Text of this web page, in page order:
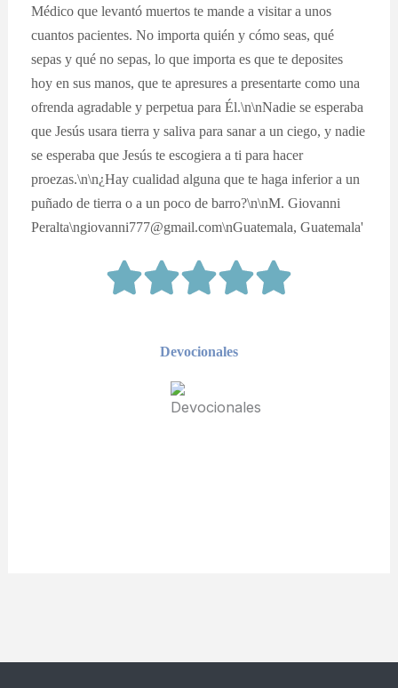
Médico que levantó muertos te mande a visitar a unos
cuantos pacientes. No importa quién y cómo seas, qué
sepas y qué no sepas, lo que importa es que te deposites
hoy en sus manos, que te apresures a presentarte como una
ofrenda agradable y perpetua para Él.\n\nNadie se esperaba
que Jesús usara tierra y saliva para sanar a un ciego, y nadie
se esperaba que Jesús te escogiera a ti para hacer
proezas.\n\n¿Hay cualidad alguna que te haga inferior a un
puñado de tierra o a un poco de barro?\n\nM. Giovanni
Peralta\ngiovanni777@gmail.com\nGuatemala, Guatemala'
Devocionales